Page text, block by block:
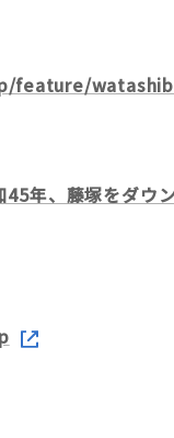
feature/
年、藤塚をダウ